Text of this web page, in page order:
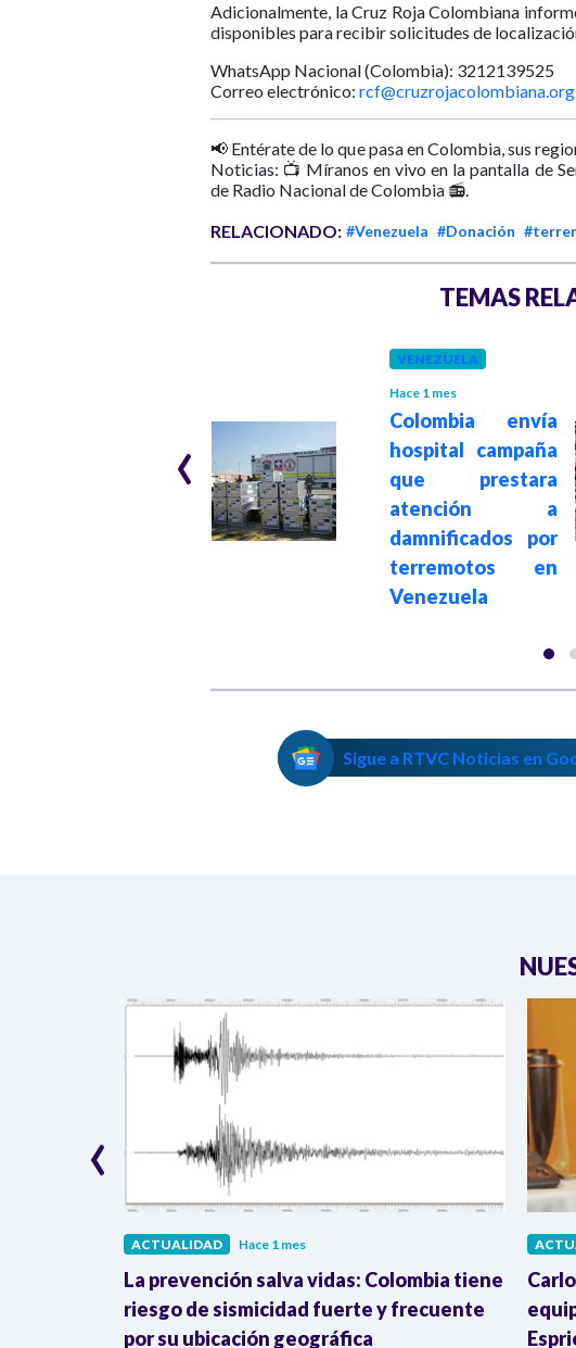
Adicionalmente, la Cruz Roja Colombiana
disponibles para recibir solicitudes de
WhatsApp Nacional (Colombia): 3212139525
Correo electrónico: rcf@cruzrojacolombiana.org
📢 Entérate de lo que pasa en Colombia, sus
Noticias: 📺 Míranos en vivo en la pantalla de
de Radio Nacional de Colombia 📻.
RELACIONADO: #Venezuela #Donación
TEMAS
Colombia moviliza
VENEZUELA
Hace 1 mes
Colombia envía
hospital campaña
que prestara
atención a
damnificados por
terremotos en
Venezuela
‹
Sigue a RTVC Noticias en
ACTUALIDAD Hace 1 mes
La prevención salva vidas: Colombia tiene
riesgo de sismicidad fuerte y frecuente
por su ubicación geográfica
‹